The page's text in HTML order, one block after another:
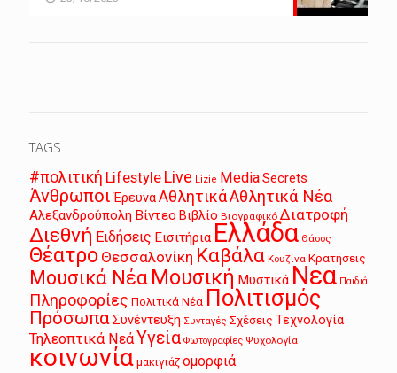
TAGS
#πολιτική Lifestyle Live Lizie MediaSecrets
Άνθρωποι ΈρευναΑθλητικάΑθλητικά Νέα
Αλεξανδρούπολη Βίντεο Βιβλίο Βιογραφικό Διατροφή
Διεθνή Ειδήσεις Εισιτήρια Ελλάδα Θάσος
Θέατρο Θεσσαλονίκη Καβάλα Κουζίνα Κρατήσεις
Μουσικά Νέα Μουσική Μυστικά Νεα Παιδιά
Πληροφορίες Πολιτικά Νέα Πολιτισμός
ΠρόσωπαΣυνέντευξη Συνταγές Σχέσεις Τεχνολογία
Τηλεοπτικά ΝεάΥγεία Φωτογραφίες Ψυχολογία
κοινωνία μακιγιάζ ομορφιά